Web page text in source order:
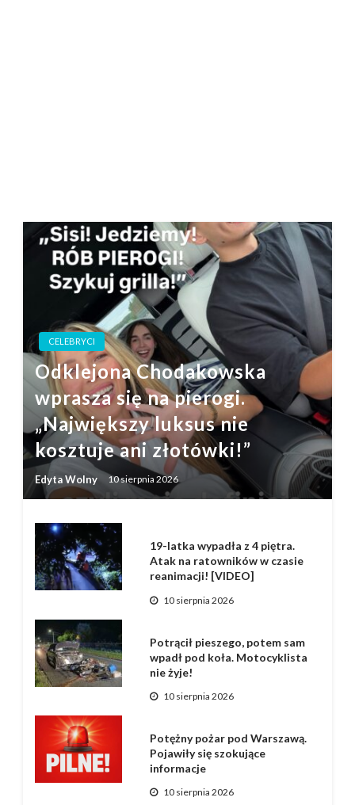
CELEBRYCI
Odklejona Chodakowska
wprasza się na pierogi.
„Największy luksus nie
kosztuje ani złotówki!”
Edyta Wolny 10 sierpnia 2026
19-latka wypadła z 4 piętra.
Atak na ratowników w czasie
reanimacji! [VIDEO]
10 sierpnia 2026
Potrącił pieszego, potem sam
wpadł pod koła. Motocyklista
nie żyje!
10 sierpnia 2026
Potężny pożar pod Warszawą.
Pojawiły się szokujące
informacje
10 sierpnia 2026